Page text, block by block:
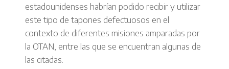
estadounidenses habrían podido recibir y utilizar
este tipo de tapones defectuosos en el
contexto de diferentes misiones amparadas por
la OTAN, entre las que se encuentran algunas de
las citadas.